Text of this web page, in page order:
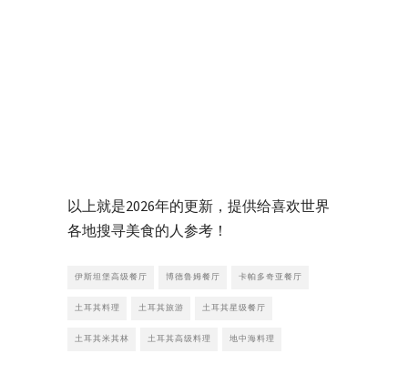
以上就是2026年的更新，提供给喜欢世界
各地搜寻美食的人参考！
伊斯坦堡高级餐厅 博德鲁姆餐厅 卡帕多奇亚餐厅
土耳其料理 土耳其旅游 土耳其星级餐厅
土耳其米其林 土耳其高级料理 地中海料理